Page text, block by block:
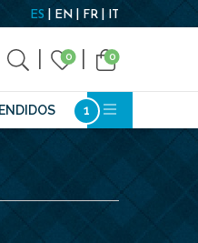
ES EN FR IT
0 0